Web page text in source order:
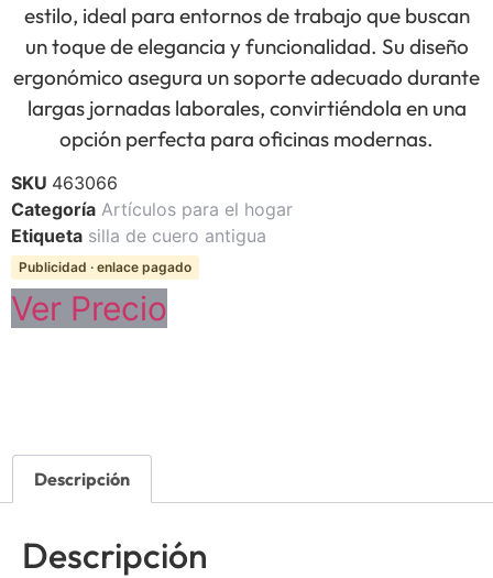
estilo, ideal para entornos de trabajo que buscan
un toque de elegancia y funcionalidad. Su diseño
ergonómico asegura un soporte adecuado durante
largas jornadas laborales, convirtiéndola en una
opción perfecta para oficinas modernas.
SKU 463066
Categoría Artículos para el hogar
Etiqueta silla de cuero antigua
Publicidad · enlace pagado
Ver Precio
Descripción
Descripción